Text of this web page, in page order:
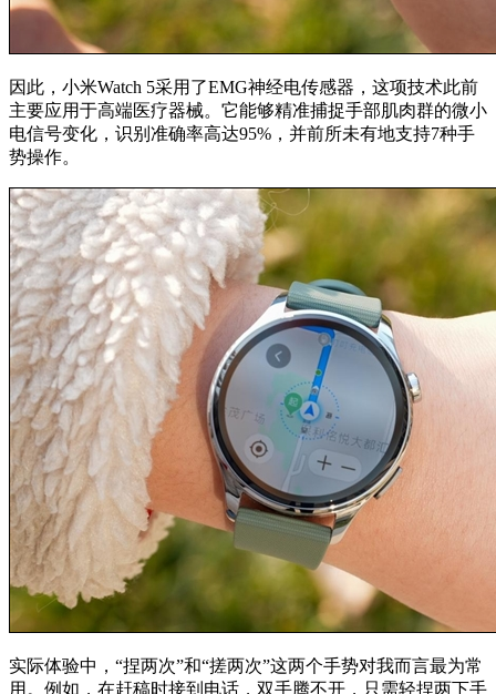
因此，小米Watch 5采用了EMG神经电传感器，这项技术此前
主要应用于高端医疗器械。它能够精准捕捉手部肌肉群的微小
电信号变化，识别准确率高达95%，并前所未有地支持7种手
势操作。
实际体验中，“捏两次”和“搓两次”这两个手势对我而言最为常
用。例如，在赶稿时接到电话，双手腾不开，只需轻捏两下手